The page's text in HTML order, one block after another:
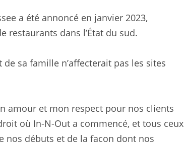
a été annoncé en janvier 2023,
restaurants dans l’État du sud.
sa famille n’affecterait pas les sites
amour et mon respect pour nos clients
où In-N-Out a commencé, et tous ceux
nos débuts et de la façon dont nos